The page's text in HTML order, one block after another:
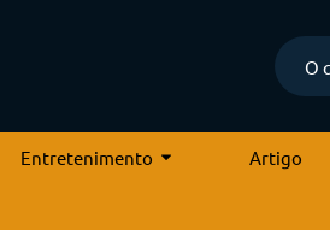
Entretenimento Artigo